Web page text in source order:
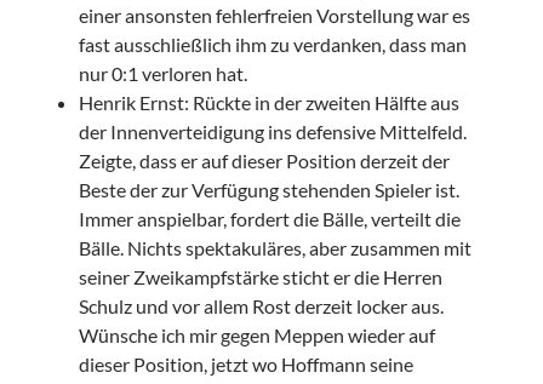
einer ansonsten fehlerfreien Vorstellung war es
fast ausschließlich ihm zu verdanken, dass man
nur 0:1 verloren hat.
Henrik Ernst: Rückte in der zweiten Hälfte aus
der Innenverteidigung ins defensive Mittelfeld.
Zeigte, dass er auf dieser Position derzeit der
Beste der zur Verfügung stehenden Spieler ist.
Immer anspielbar, fordert die Bälle, verteilt die
Bälle. Nichts spektakuläres, aber zusammen mit
seiner Zweikampfstärke sticht er die Herren
Schulz und vor allem Rost derzeit locker aus.
Wünsche ich mir gegen Meppen wieder auf
dieser Position, jetzt wo Hoffmann seine